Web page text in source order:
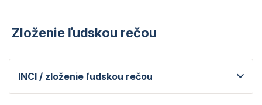
Zloženie ľudskou rečou
INCI / zloženie ľudskou rečou